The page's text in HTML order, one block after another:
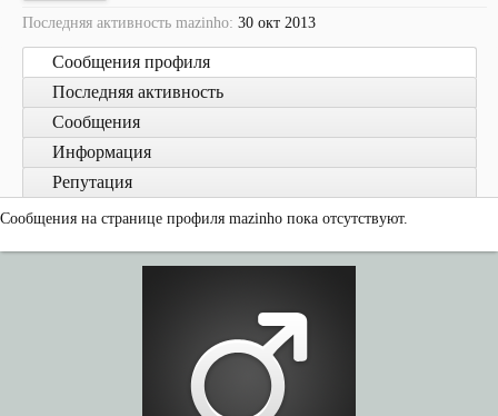
Последняя активность mazinho: 30 окт 2013
Сообщения профиля
Последняя активность
Сообщения
Информация
Репутация
Сообщения на странице профиля mazinho пока отсутствуют.